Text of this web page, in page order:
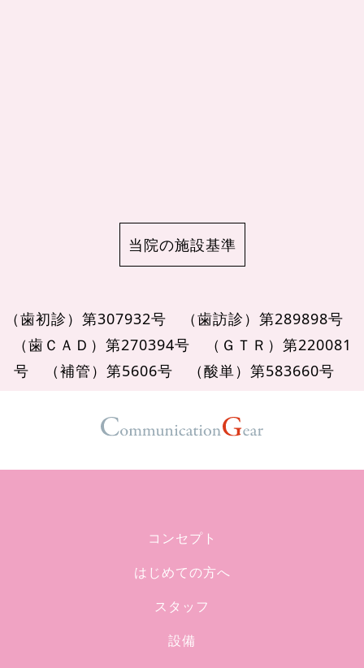
当院の施設基準
（歯初診）第307932号
（歯訪診）第289898号
（歯ＣＡＤ）第270394号
（ＧＴＲ）第220081
号
（補管）第5606号 （酸単）第583660号
コンセプト
はじめての方へ
スタッフ
設備